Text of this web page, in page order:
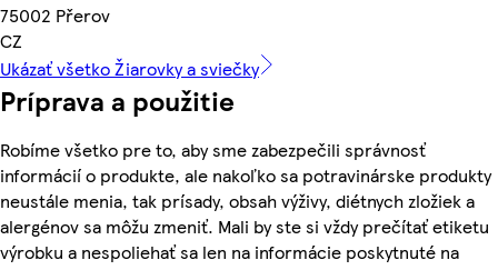
75002 Přerov
CZ
Ukázať všetko Žiarovky a sviečky
Príprava a použitie
Robíme všetko pre to, aby sme zabezpečili správnosť
informácií o produkte, ale nakoľko sa potravinárske produkty
neustále menia, tak prísady, obsah výživy, diétnych zložiek a
alergénov sa môžu zmeniť. Mali by ste si vždy prečítať etiketu
výrobku a nespoliehať sa len na informácie poskytnuté na